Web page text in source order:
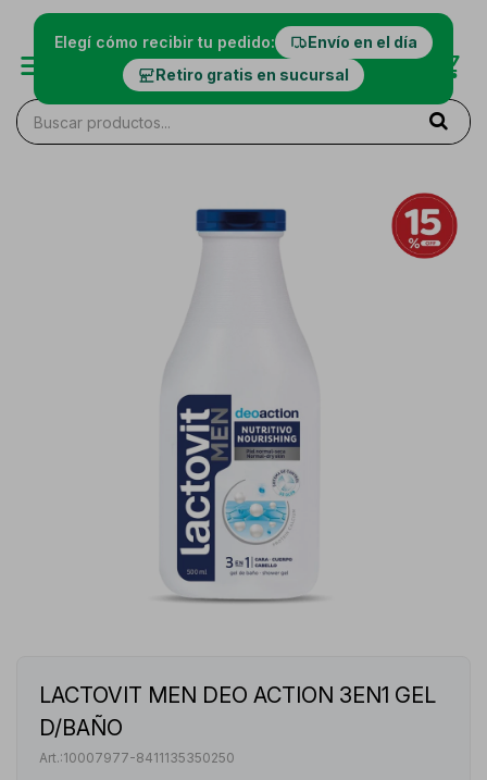
Elegí cómo recibir tu pedido:
Envío en el día
Retiro gratis en sucursal
LACTOVIT MEN DEO ACTION 3EN1 GEL
D/BAÑO
10007977-8411135350250